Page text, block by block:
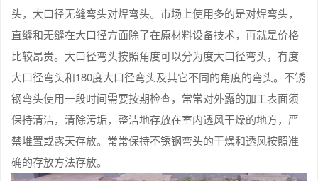
头，大口径无缝弯头对焊弯头。市场上使用多的是对焊弯头，
直缝和无缝在大口径方面除了在原材料设备技术，再就是价格
比较昂贵。大口径弯头按照角度可以分为度大口径弯头，有度
大口径弯头和180度大口径弯头及其它不同的角度的弯头。不锈
钢弯头使用一段时间需要按期检查，常常对外露的加工表面须
保持清洁，清除污垢，整洁地存放在室内透风干燥的地方，严
禁堆置或露天存放。常常保持不锈钢弯头的干燥和透风按照准
确的存放方法存放。